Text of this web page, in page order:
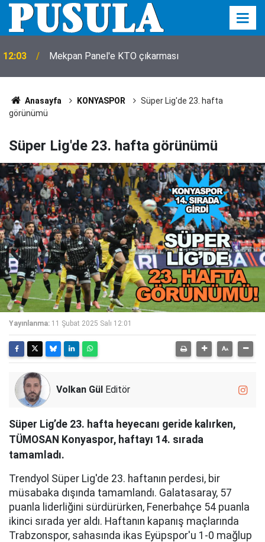
12:03 Mekpan Panel'e KTO çıkarması
Anasayfa KONYASPOR
Süper Lig'de 23. hafta
görünümü
Süper Lig'de 23. hafta görünümü
Yayınlanma: 11 Şubat 2025 Salı 12:01
Volkan Gül Editör
Süper Lig’de 23. hafta heyecanı geride kalırken,
TÜMOSAN Konyaspor, haftayı 14. sırada
tamamladı.
Trendyol Süper Lig'de 23. haftanın perdesi, bir
müsabaka dışında tamamlandı. Galatasaray, 57
puanla liderliğini sürdürürken, Fenerbahçe 54 puanla
ikinci sırada yer aldı. Haftanın kapanış maçlarında
Trabzonspor, sahasında ikas Eyüpspor'u 1-0 mağlup